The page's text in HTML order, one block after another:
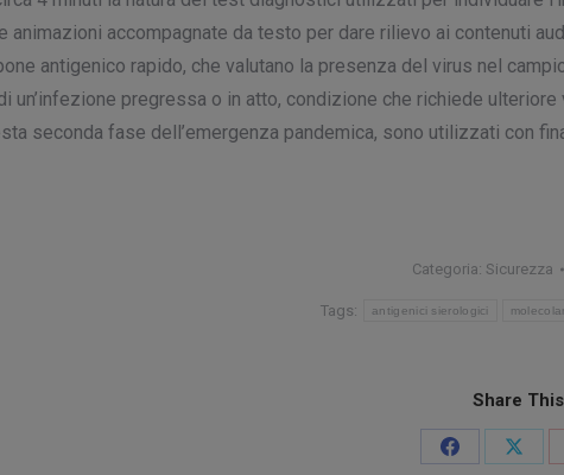
animazioni accompagnate da testo per dare rilievo ai contenuti
antigenico rapido, che valutano la presenza del virus nel
un’infezione pregressa o in atto, condizione che richiede
seconda fase dell’emergenza pandemica, sono utilizzati con
Categoria: Sicurezza
Tags: antigenici sierologici molecolari
Share
Condividi